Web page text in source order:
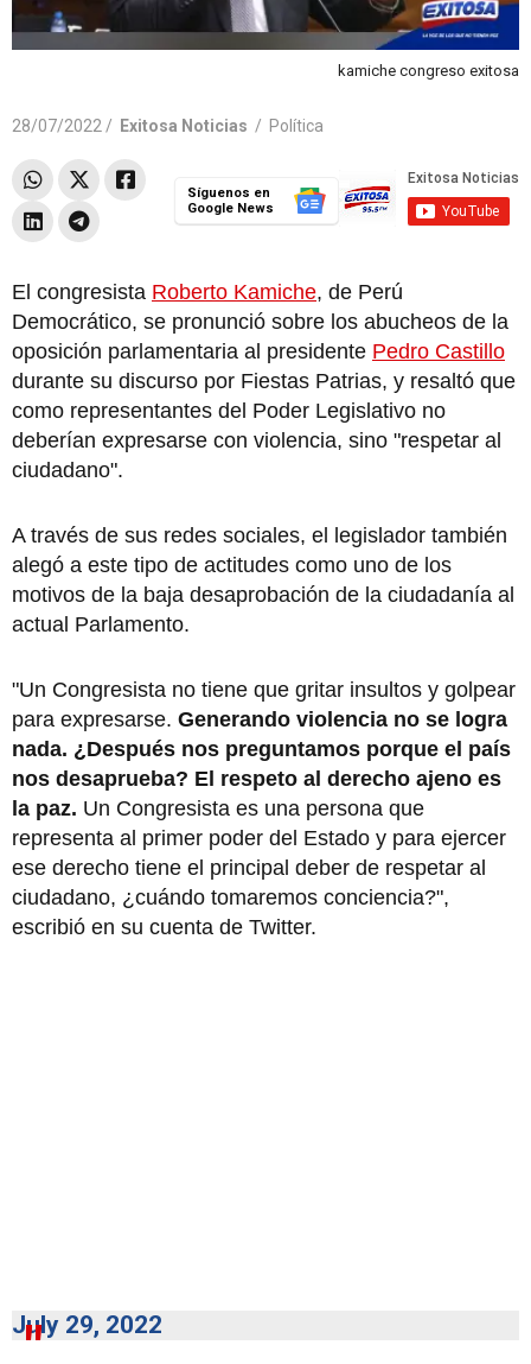
kamiche congreso exitosa
28/07/2022 / Exitosa Noticias / Política
Síguenos en
Google News
El congresista Roberto Kamiche, de Perú
Democrático, se pronunció sobre los abucheos de la
oposición parlamentaria al presidente Pedro Castillo
durante su discurso por Fiestas Patrias, y resaltó que
como representantes del Poder Legislativo no
deberían expresarse con violencia, sino "respetar al
ciudadano".
A través de sus redes sociales, el legislador también
alegó a este tipo de actitudes como uno de los
motivos de la baja desaprobación de la ciudadanía al
actual Parlamento.
"Un Congresista no tiene que gritar insultos y golpear
para expresarse. Generando violencia no se logra
nada. ¿Después nos preguntamos porque el país
nos desaprueba? El respeto al derecho ajeno es
la paz. Un Congresista es una persona que
representa al primer poder del Estado y para ejercer
ese derecho tiene el principal deber de respetar al
ciudadano, ¿cuándo tomaremos conciencia?",
escribió en su cuenta de Twitter.
July 29, 2022